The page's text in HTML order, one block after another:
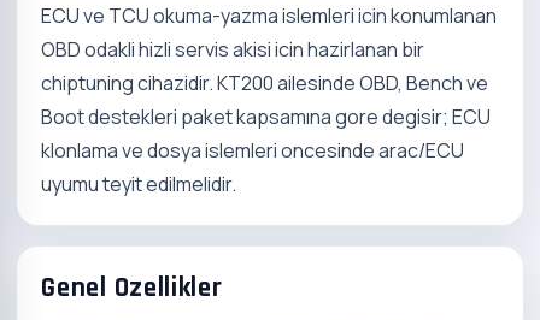
ECU ve TCU okuma-yazma islemleri icin konumlanan
OBD odakli hizli servis akisi icin hazirlanan bir
chiptuning cihazidir. KT200 ailesinde OBD, Bench ve
Boot destekleri paket kapsamına gore degisir; ECU
klonlama ve dosya islemleri oncesinde arac/ECU
uyumu teyit edilmelidir.
Genel Ozellikler